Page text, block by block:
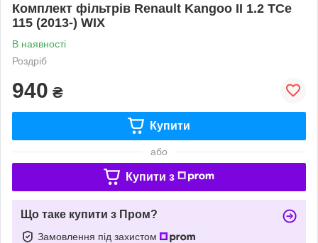
Комплект фільтрів Renault Kangoo II 1.2 TCe
115 (2013-) WIX
В наявності
Роздріб
940 ₴
Купити
або
Купити з
Що таке купити з Пром?
Замовлення під захистом